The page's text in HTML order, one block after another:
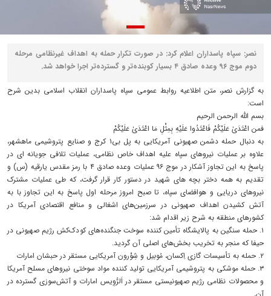
نصر: سپاه پاسداران اعلام کرد: در صورت تکرار حمله به اهداف غیرنظامی مرحله
دوم موج ۹۶ وعده صادق ۴ بسیار کوبنده‌تر و گسترده‌تر اجرا خواهد شد.
به گزارش نصر، متن اطلاعیه روابط عمومی سپاه پاسداران انقلاب اسلامی بدین شرح
است:
بسم الله الرحمن الرحیم
فمن اعْتَدَیٰ عَلَیْکُمْ فَاعْتَدُوا عَلَیْهِ بِمِثْلِ مَا اعْتَدَیٰ عَلَیْکُمْ
به دنبال حمله دشمن صهیونی آمریکایی به پل بی۱ کرج و صنایع پتروشیمی ماهشهر،
علاوه بر عملیات نیروهای سپاه علیه اهداف خاص نظامی، عملیات تلافی جویانه ای در
پاسخ به این تجاوز آشکار در موج ۹۶ عملیات وعده صادق ۴ با رمز مقدس یارقیه (س) و
تقدیم به همه دختر بچه های شهید در دستور کار قرار گرفت، که طی عملیات مشترک
نیروهای دریایی و هوافضای سپاه، تا صبح امروز مرحله اول پاسخ به این تجاوز با به
آتش کشیدن اهداف صهیونی در سرزمین‌های اشغالی و منافع اقتصادی آمریکا در
کشورهای منطقه به شرح زیر اقدام شد:
۱. حمله سنگین به پالایشگاه تأمین کننده سوخت جنگنده‌های کودک‌کش رژیم صهیونی در
حیفا که منجر به تخریب بخش‌های اصلی آن گردید.
۲. حمله به تأسیسات گازی اِکسان، مُوبیل و شِوْرون آمریکایی مستقر در حبشان امارات
۳. حمله موشکی به پتروشیمی آمریکایی تولید کننده مواد سوختی نیروهای مسلح آمریکا
و محصولات نظامی رژیم صهیونیستی مستقر در اَلرُّوِیس امارات و آتش‌سوزی گسترده در